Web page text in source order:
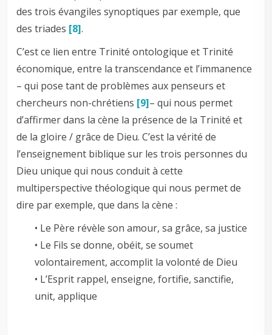
des trois évangiles synoptiques par exemple, que
des triades [8].
C’est ce lien entre Trinité ontologique et Trinité
économique, entre la transcendance et l’immanence
– qui pose tant de problèmes aux penseurs et
chercheurs non-chrétiens [9]– qui nous permet
d’affirmer dans la cène la présence de la Trinité et
de la gloire / grâce de Dieu. C’est la vérité de
l’enseignement biblique sur les trois personnes du
Dieu unique qui nous conduit à cette
multiperspective théologique qui nous permet de
dire par exemple, que dans la cène :
• Le Père révèle son amour, sa grâce, sa justice
• Le Fils se donne, obéit, se soumet
volontairement, accomplit la volonté de Dieu
• L’Esprit rappel, enseigne, fortifie, sanctifie,
unit, applique